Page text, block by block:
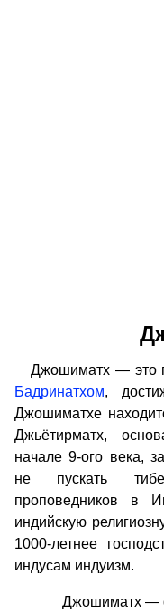
Джошиматх — это
Бадринатхом,
Джошиматхе
Джьётирматх,
начале 9-ого века,
не пускать
проповедников в
индийскую
1000-летнее
индусам индуизм.
Джошиматх —